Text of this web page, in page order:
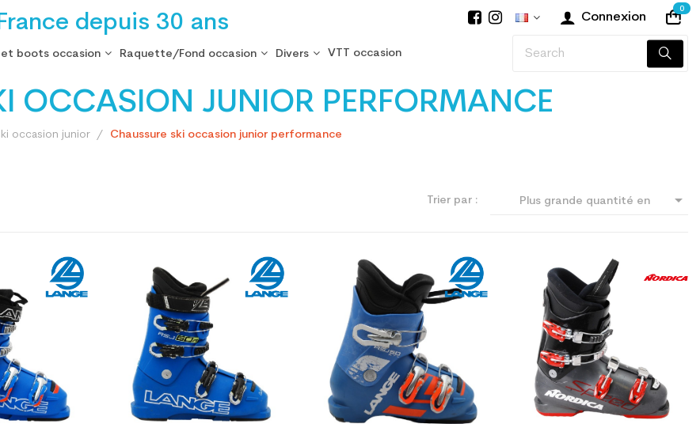
depuis 30 ans Connexion
0
et boots occasion Raquette/Fond occasion Divers VTT occasion
OCCASION JUNIOR PERFORMANCE
occasion junior Chaussure ski occasion junior performance
Trier par : Plus grande quantité en 